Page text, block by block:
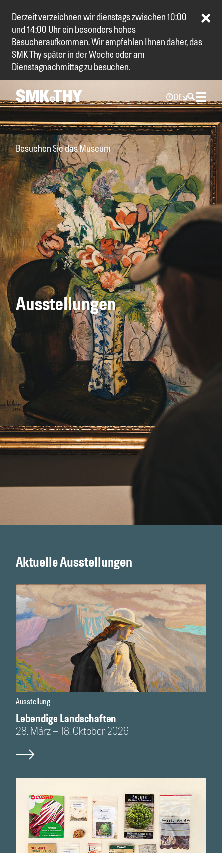
Derzeit verzeichnen wir dienstags zwischen 10:00
und 14:00 Uhr ein besonders hohes
Besucheraufkommen. Wir empfehlen Ihnen daher, das
SMK Thy später in der Woche oder am
Dienstagnachmittag zu besuchen.
DE
Besuchen Sie das Museum
Ausstellungen
Aktuelle Ausstellungen
Ausstellung
Lebendige Landschaften
28. März – 18. Oktober 2026